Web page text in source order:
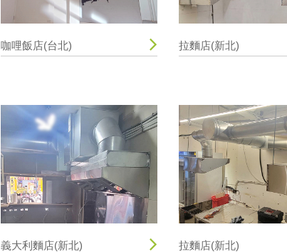
咖哩飯店(台北) 拉麵店(新北)
義大利麵店(新北) 拉麵店(新北)